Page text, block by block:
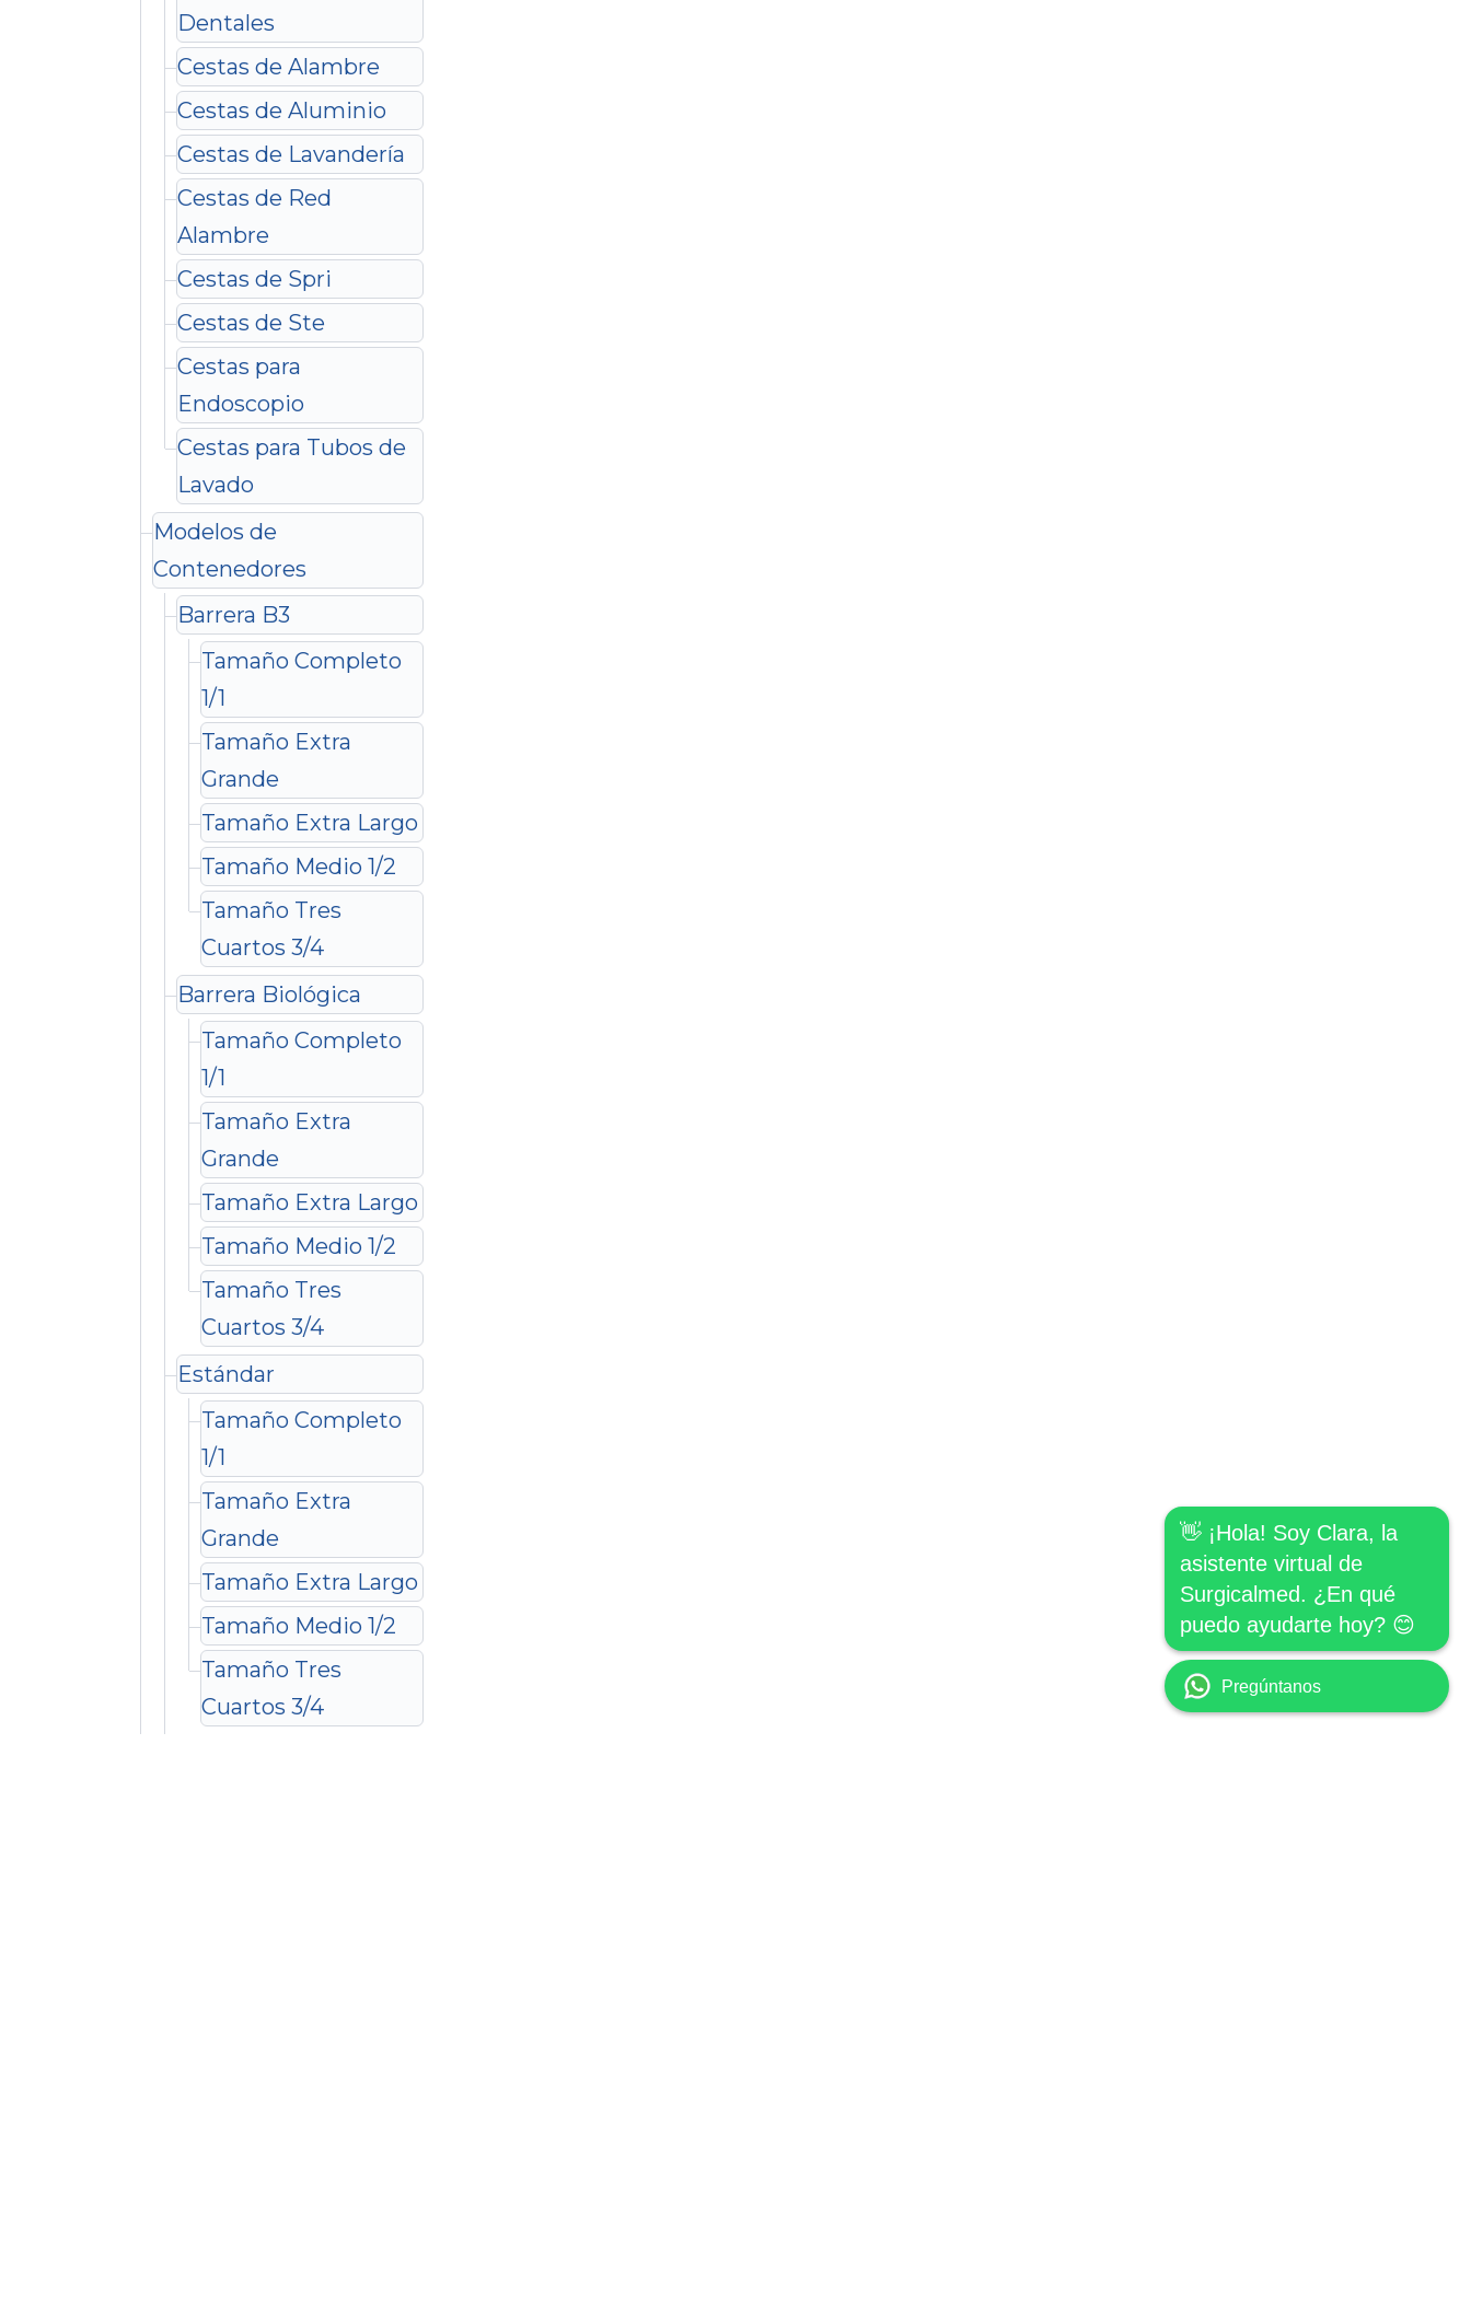
Dentales
Cestas de Alambre
Cestas de Aluminio
Cestas de Lavandería
Cestas de Red
Alambre
Cestas de Spri
Cestas de Ste
Cestas para
Endoscopio
Cestas para Tubos de
Lavado
Modelos de
Contenedores
Barrera B3
Tamaño Completo
1/1
Tamaño Extra
Grande
Tamaño Extra Largo
Tamaño Medio 1/2
Tamaño Tres
Cuartos 3/4
Barrera Biológica
Tamaño Completo
1/1
Tamaño Extra
Grande
Tamaño Extra Largo
Tamaño Medio 1/2
Tamaño Tres
Cuartos 3/4
Estándar
Tamaño Completo
1/1
Tamaño Extra
Grande
Tamaño Extra Largo
Tamaño Medio 1/2
Tamaño Tres
Cuartos 3/4
👋 ¡Hola! Soy Clara, la
asistente virtual de
Surgicalmed. ¿En qué
puedo ayudarte hoy? 😊
Pregúntanos